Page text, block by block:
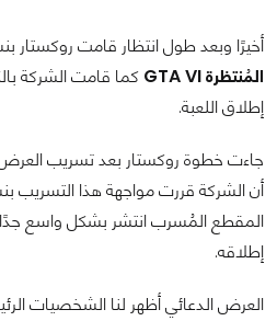
أخيرًا وبعد طول انتظار قامت روكستار
المُنتظرة GTA VI
كما قامت الشركة
إطلاق اللعبة.
جاءت خطوة روكستار بعد تسريب العرض
أن الشركة قررت مواجهة هذا
المقطع المُسرب انتشر بشكل واسع جدًا
إطلاقه.
العرض الدعائي أظهر لنا الشخصيات